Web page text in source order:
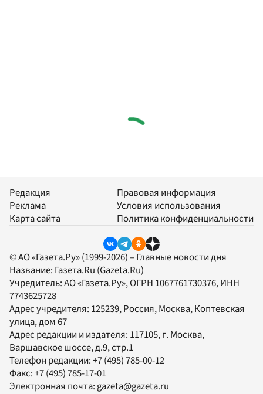
Редакция
Реклама
Карта сайта
Правовая информация
Условия использования
Политика конфиденциальности
© АО «Газета.Ру» (1999-2026) – Главные новости дня
Название: Газета.Ru (Gazeta.Ru)
Учредитель:АО «Газета.Ру», ОГРН 1067761730376, ИНН
7743625728
Адрес учредителя: 125239, Россия, Москва, Коптевская
улица, дом 67
Адрес редакции и издателя: 117105, г. Москва,
Варшавское шоссе, д.9, стр.1
Телефон редакции:+7 (495) 785-00-12
Факс:+7 (495) 785-17-01
Электронная почта: gazeta@gazeta.ru